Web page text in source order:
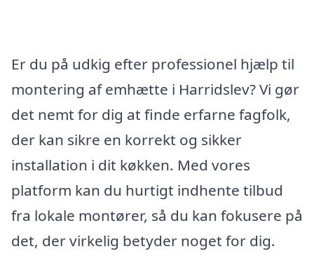
Er du på udkig efter professionel hjælp til
montering af emhætte i Harridslev? Vi gør
det nemt for dig at finde erfarne fagfolk,
der kan sikre en korrekt og sikker
installation i dit køkken. Med vores
platform kan du hurtigt indhente tilbud
fra lokale montører, så du kan fokusere på
det, der virkelig betyder noget for dig.